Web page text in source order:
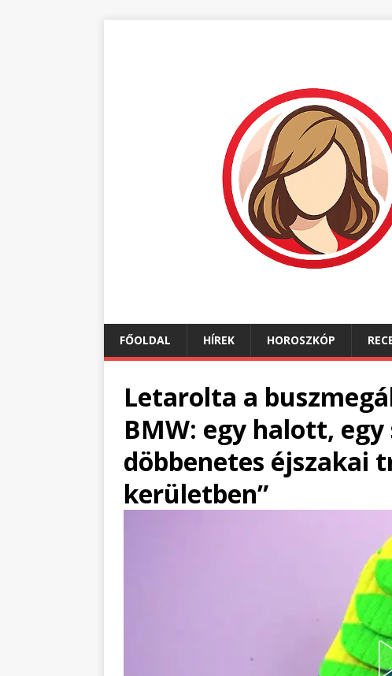
FŐOLDAL HÍREK HOROSZKÓP
Letarolta a
BMW: egy halott,
döbbenetes éjszakai
kerületben”